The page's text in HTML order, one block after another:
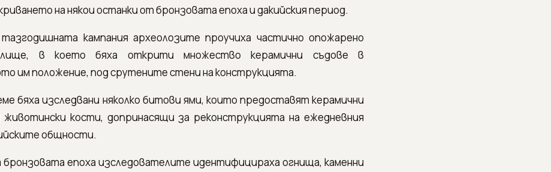
на някои останки от бронзовата епоха и дакийския период.
кампания археолозите проучиха частично опожарено
в което бяха открити множество керамични съдове в
им положение, под срутените стени на конструкцията.
бяха изследвани няколко битови ями, които предоставят керамични
кости, допринасящи за реконструкцията на ежедневния
общности.
бронзовата епоха изследователите идентифицираха огнища, каменни